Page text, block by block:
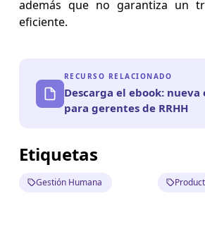
además que no garantiza un
eficiente.
RECURSO RELACIONADO
Descarga el ebook:
para gerentes de RRHH
Etiquetas
Gestión Humana